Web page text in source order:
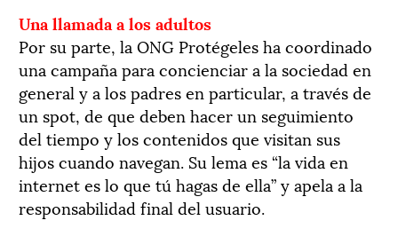
Una llamada a los adultos
Por su parte, la ONG Protégeles ha coordinado
una campaña para concienciar a la sociedad en
general y a los padres en particular, a través de
un spot, de que deben hacer un seguimiento
del tiempo y los contenidos que visitan sus
hijos cuando navegan. Su lema es “la vida en
internet es lo que tú hagas de ella” y apela a la
responsabilidad final del usuario.